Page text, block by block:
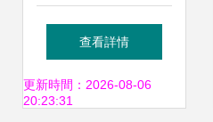
點亮家居藝術，打
造品質家私配件
查看詳情
更新時間：2026-08-06
20:23:31